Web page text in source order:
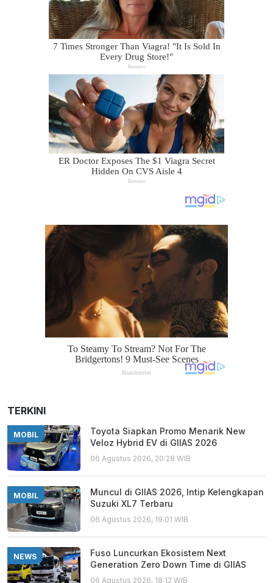
TERKINI
MOBIL
Toyota Siapkan Promo Menarik New
Veloz Hybrid EV di GIIAS 2026
06 Agustus 2026, 20:28 WIB
MOBIL
Muncul di GIIAS 2026, Intip Kelengkapan
Suzuki XL7 Terbaru
06 Agustus 2026, 19:01 WIB
NEWS
Fuso Luncurkan Ekosistem Next
Generation Zero Down Time di GIIAS
06 Agustus 2026, 18:12 WIB